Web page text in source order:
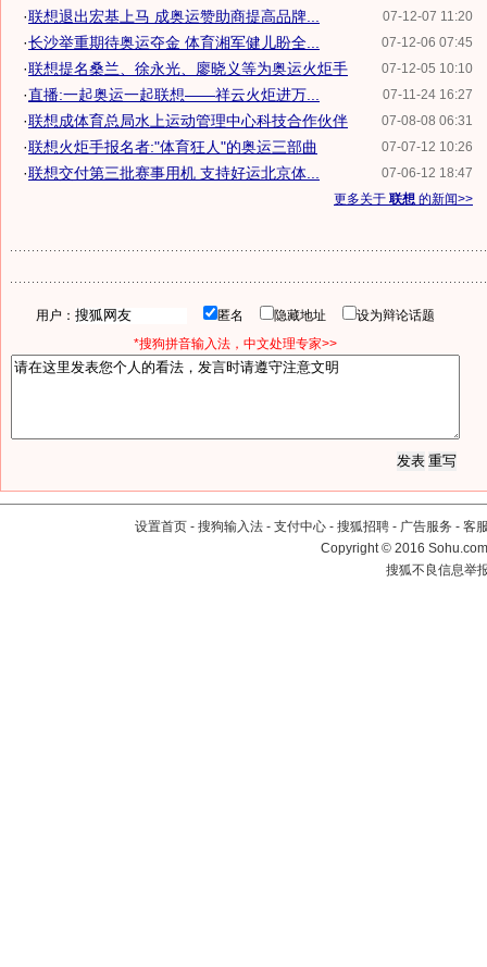
07-12-07 11:20
·联想退出宏基上马 成奥运赞助商提高品牌...
07-12-06 07:45
·长沙举重期待奥运夺金 体育湘军健儿盼全...
07-12-05 10:10
·联想提名桑兰、徐永光、廖晓义等为奥运火炬手
07-11-24 16:27
·直播:一起奥运一起联想——祥云火炬进万...
07-08-08 06:31
·联想成体育总局水上运动管理中心科技合作伙伴
07-07-12 10:26
·联想火炬手报名者:"体育狂人"的奥运三部曲
07-06-12 18:47
·联想交付第三批赛事用机 支持好运北京体...
更多关于 联想 的新闻>>
用户： 匿名 隐藏地址
设为辩论话题
*搜狗拼音输入法，中文处理专家>>
设置首页 - 搜狗输入法 - 支付中心 - 搜狐招聘 - 广告服务 - 客
Copyright©2016
搜狐不良信息举